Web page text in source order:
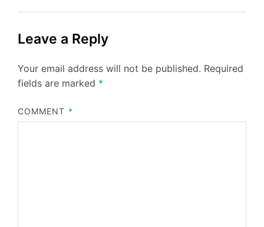
Leave a Reply
Your email address will not be published. Required
fields are marked *
COMMENT *